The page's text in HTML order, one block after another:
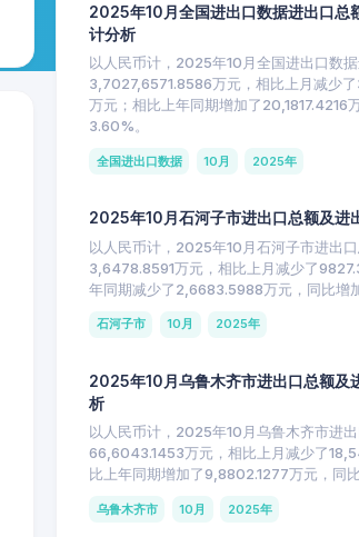
2025年10月全国进出口数据进出口总
计分析
以人民币计，2025年10月全国进出口数
3,7027,6571.8586万元，相比上月减少
万元；相比上年同期增加了20,1817.4216
3.60%。
全国进出口数据 10月 2025年
2025年10月石河子市进出口总额及进
以人民币计，2025年10月石河子市进出
3,6478.8591万元，相比上月减少了
年同期减少了2,6683.5988万元，同比增
石河子市 10月 2025年
2025年10月乌鲁木齐市进出口总额及
析
以人民币计，2025年10月乌鲁木齐市进
66,6043.1453万元，相比上月减少了
比上年同期增加了9,8802.1277万元，同
乌鲁木齐市 10月 2025年